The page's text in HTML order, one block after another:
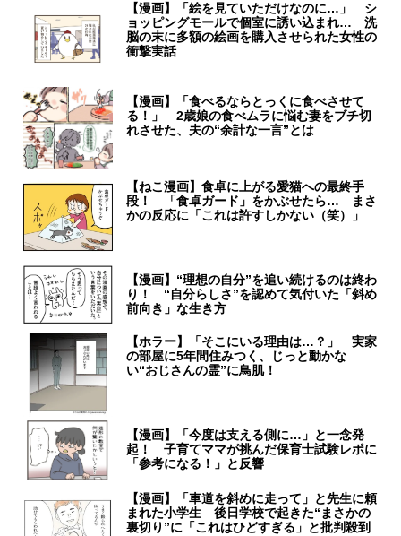
【漫画】「絵を見ていただけなのに…」 シ
ョッピングモールで個室に誘い込まれ… 洗
脳の末に多額の絵画を購入させられた女性の
衝撃実話
【漫画】「食べるならとっくに食べさせて
る！」 2歳娘の食べムラに悩む妻をブチ切
れさせた、夫の“余計な一言”とは
【ねこ漫画】食卓に上がる愛猫への最終手
段！ 「食卓ガード」をかぶせたら… まさ
かの反応に「これは許すしかない（笑）」
【漫画】“理想の自分”を追い続けるのは終わ
り！ “自分らしさ”を認めて気付いた「斜め
前向き」な生き方
【ホラー】「そこにいる理由は…？」 実家
の部屋に5年間住みつく、じっと動かな
い“おじさんの霊”に鳥肌！
【漫画】「今度は支える側に…」と一念発
起！ 子育てママが挑んだ保育士試験レポに
「参考になる！」と反響
【漫画】「車道を斜めに走って」と先生に頼
まれた小学生 後日学校で起きた“まさかの
裏切り”に「これはひどすぎる」と批判殺到